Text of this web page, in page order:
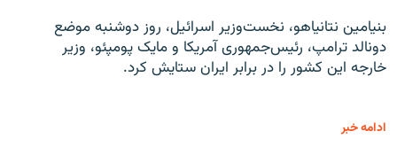
بنیامین نتانیاهو، نخست‌وزیر اسرائیل، روز دوشنبه موضع
دونالد ترامپ، رئیس‌جمهوری آمریکا و مایک پومپئو، وزیر
خارجه این کشور را در برابر ایران ستایش کرد.
ادامه خبر